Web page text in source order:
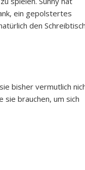
ein gepolstertes
den
bisher vermutlich
brauchen, um sich